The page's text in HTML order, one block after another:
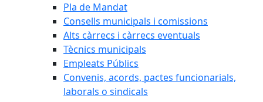
Pla de Mandat
Consells municipals i comissions
Alts càrrecs i càrrecs eventuals
Tècnics municipals
Empleats Públics
Convenis, acords, pactes funcionarials,
laborals o sindicals